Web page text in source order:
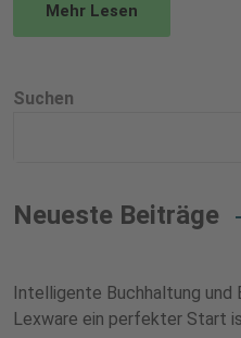
Mehr Lesen
Suchen
Neueste Beiträge
Intelligente Buchhaltung und
Lexware ein perfekter Start